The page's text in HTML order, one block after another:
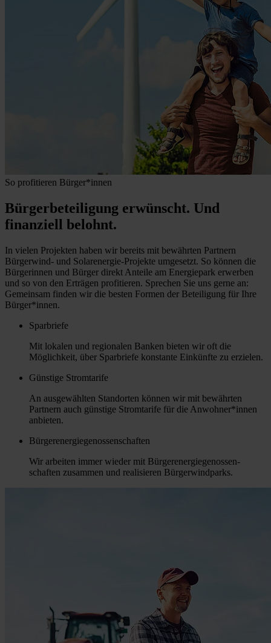
So profitieren Bürger*innen
Bürgerbeteiligung erwünscht. Und
finanziell belohnt.
In vielen Projekten haben wir bereits mit bewährten Partnern
Bürgerwind- und Solarenergie-Projekte umgesetzt. So können die
Bürgerinnen und Bürger direkt Anteile am Energiepark erwerben
und so von den Erträgen profitieren. Sprechen Sie uns gerne an:
Gemeinsam finden wir die besten Formen der Beteiligung für Ihre
Bürger*innen.
Sparbriefe
Mit lokalen und regionalen Banken bieten wir oft die
Möglichkeit, über Sparbriefe konstante Einkünfte zu erzielen.
Günstige Stromtarife
An ausgewählten Standorten können wir mit bewährten
Partnern auch günstige Stromtarife für die Anwohner*innen
anbieten.
Bürgerenergiegenossen­schaften
Wir arbeiten immer wieder mit Bürgerenergiegenossen­
schaften zusammen und realisieren Bürgerwindparks.